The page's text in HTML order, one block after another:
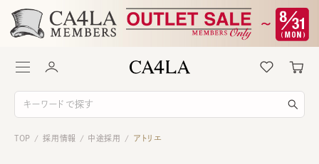
TOP / 採用情報 / 中途採用 / アトリエ